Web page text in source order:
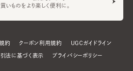
いものをより楽しく便利に。
約 クーポン利用規約 UGCガイドライン
法に基づく表示 プライバシーポリシー